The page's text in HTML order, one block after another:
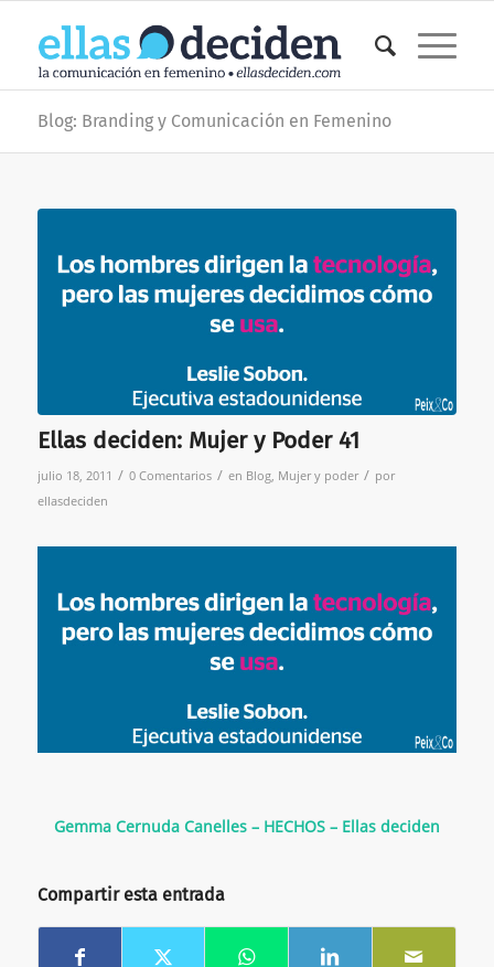
Blog: Branding y Comunicación en Femenino
Ellas deciden: Mujer y Poder 41
julio 18, 2011 / 0 Comentarios / en Blog, Mujer y poder / por
ellasdeciden
Gemma Cernuda Canelles – HECHOS – Ellas deciden
Compartir esta entrada